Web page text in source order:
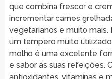
que combina frescor e
incrementar carnes
vegetarianos e muito mais.
um tempero muito utilizado
molho é uma excelente
e sabor às suas refeições.
antioxidantes, vitaminas e